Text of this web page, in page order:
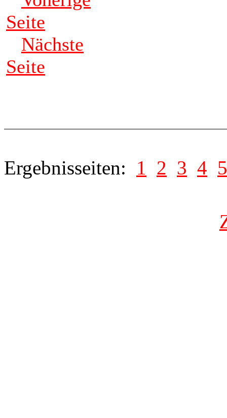
Seite
Nächste
Seite
Ergebnisseiten: 1 2 3 4 5